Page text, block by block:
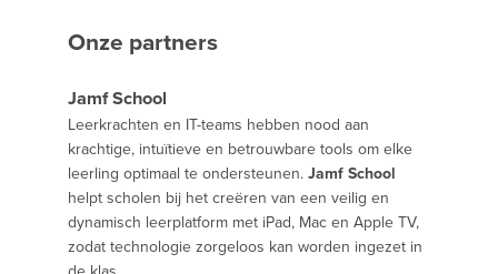
Onze partners
Jamf School
Leerkrachten en IT-teams hebben nood aan
krachtige, intuïtieve en betrouwbare tools om elke
leerling optimaal te ondersteunen.Jamf School
helpt scholen bij het creëren van een veilig en
dynamisch leerplatform met iPad, Mac en Apple TV,
zodat technologie zorgeloos kan worden ingezet in